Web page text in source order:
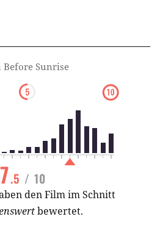
Before Sunrise
7.5 / 10
den Film im Schnitt
bewertet.